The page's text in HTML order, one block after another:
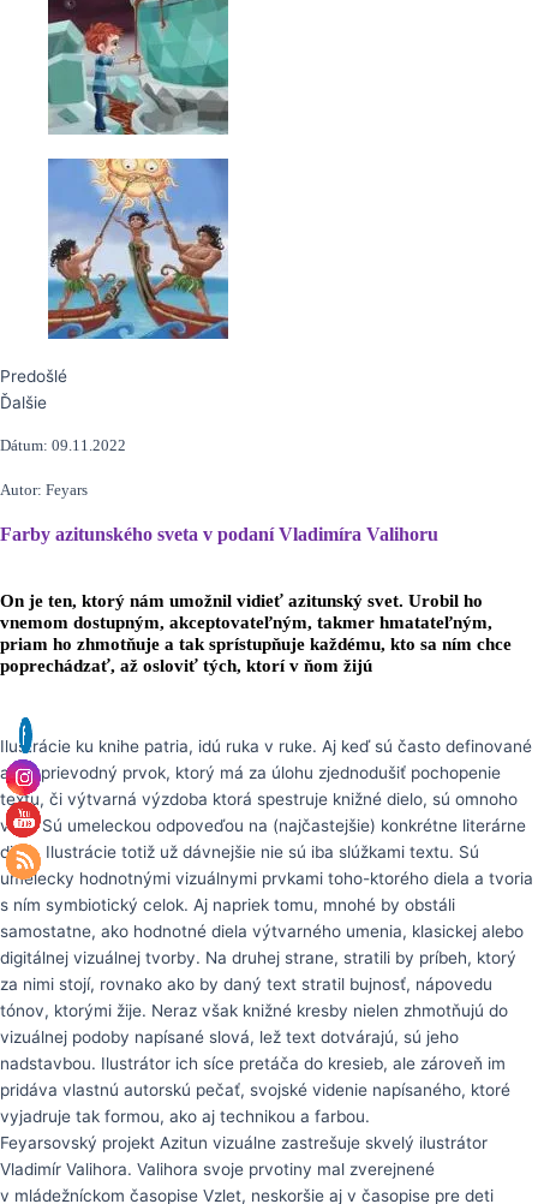
Predošlé
Ďalšie
Dátum: 09.11.2022
Autor: Feyars
Farby azitunského sveta v podaní Vladimíra Valihoru
On je ten, ktorý nám umožnil vidieť azitunský svet. Urobil ho
vnemom dostupným, akceptovateľným, takmer hmatateľným,
priam ho zhmotňuje a tak sprístupňuje každému, kto sa ním chce
poprechádzať, až osloviť tých, ktorí v ňom žijú
Ilustrácie ku knihe patria, idú ruka v ruke. Aj keď sú často definované
ako sprievodný prvok, ktorý má za úlohu zjednodušiť pochopenie
textu, či výtvarná výzdoba ktorá spestruje knižné dielo, sú omnoho
viac. Sú umeleckou odpoveďou na (najčastejšie) konkrétne literárne
dielo. Ilustrácie totiž už dávnejšie nie sú iba slúžkami textu. Sú
umelecky hodnotnými vizuálnymi prvkami toho-ktorého diela a tvoria
s ním symbiotický celok. Aj napriek tomu, mnohé by obstáli
samostatne, ako hodnotné diela výtvarného umenia, klasickej alebo
digitálnej vizuálnej tvorby. Na druhej strane, stratili by príbeh, ktorý
za nimi stojí, rovnako ako by daný text stratil bujnosť, nápovedu
tónov, ktorými žije. Neraz však knižné kresby nielen zhmotňujú do
vizuálnej podoby napísané slová, lež text dotvárajú, sú jeho
nadstavbou. Ilustrátor ich síce pretáča do kresieb, ale zároveň im
pridáva vlastnú autorskú pečať, svojské videnie napísaného, ktoré
vyjadruje tak formou, ako aj technikou a farbou.
Feyarsovský projekt Azitun vizuálne zastrešuje skvelý ilustrátor
Vladimír Valihora. Valihora svoje prvotiny mal zverejnené
v mládežníckom časopise Vzlet, neskoršie aj v časopise pre deti